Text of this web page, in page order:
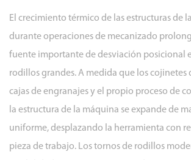
El crecimiento térmico de las estructuras de
durante operaciones de mecanizado
fuente importante de desviación posicional
rodillos grandes. A medida que los cojinetes
cajas de engranajes y el propio proceso de
la estructura de la máquina se expande de
uniforme, desplazando la herramienta con
pieza de trabajo. Los tornos de rodillos